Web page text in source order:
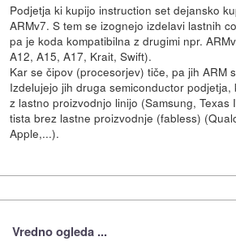
Podjetja ki kupijo instruction set dejansko
ARMv7. S tem se izognejo izdelavi lastnih
pa je koda kompatibilna z drugimi npr.
A12, A15, A17, Krait, Swift).
Kar se čipov (procesorjev) tiče, pa jih ARM
Izdelujejo jih druga semiconductor podjetja,
z lastno proizvodnjo linijo (Samsung, Texas
tista brez lastne proizvodnje (fabless)
Apple,...).
Vredno ogleda ...